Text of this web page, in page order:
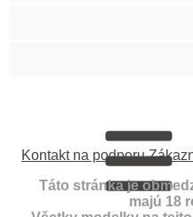
Kontakt na podporu
Táto stránka je
majú 18